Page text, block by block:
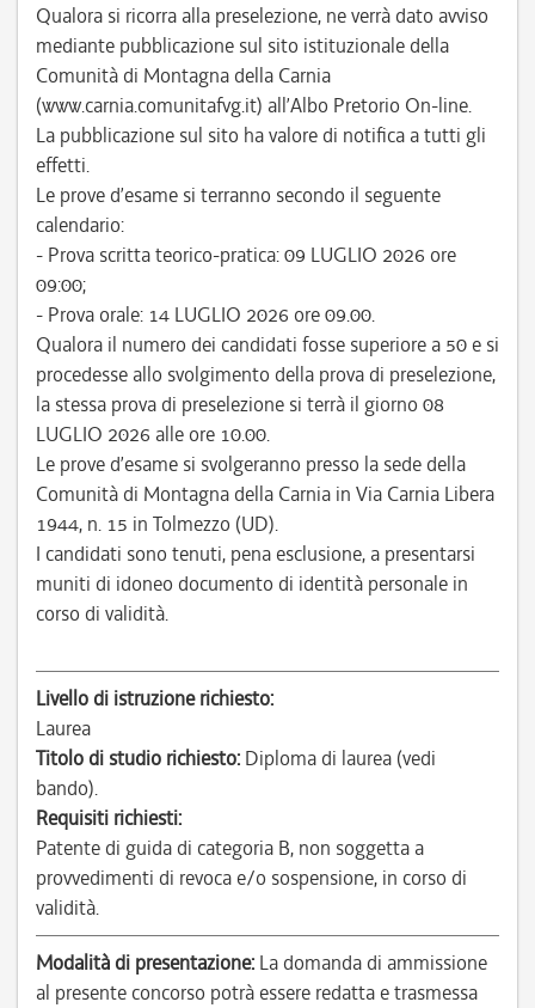
Qualora si ricorra alla preselezione, ne verrà dato avviso
mediante pubblicazione sul sito istituzionale della
Comunità di Montagna della Carnia
(www.carnia.comunitafvg.it) all’Albo Pretorio On-line.
La pubblicazione sul sito ha valore di notifica a tutti gli
effetti.
Le prove d’esame si terranno secondo il seguente
calendario:
- Prova scritta teorico-pratica: 09 LUGLIO 2026 ore
09:00;
- Prova orale: 14 LUGLIO 2026 ore 09.00.
Qualora il numero dei candidati fosse superiore a 50 e si
procedesse allo svolgimento della prova di preselezione,
la stessa prova di preselezione si terrà il giorno 08
LUGLIO 2026 alle ore 10.00.
Le prove d’esame si svolgeranno presso la sede della
Comunità di Montagna della Carnia in Via Carnia Libera
1944, n. 15 in Tolmezzo (UD).
I candidati sono tenuti, pena esclusione, a presentarsi
muniti di idoneo documento di identità personale in
corso di validità.
Livello di istruzione richiesto:
Laurea
Titolo di studio richiesto: Diploma di laurea (vedi
bando).
Requisiti richiesti:
Patente di guida di categoria B, non soggetta a
provvedimenti di revoca e/o sospensione, in corso di
validità.
Modalità di presentazione: La domanda di ammissione
al presente concorso potrà essere redatta e trasmessa